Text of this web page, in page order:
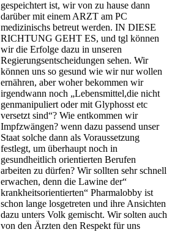
gespeichtert ist, wir von zu hause dann
darüber mit einem ARZT am PC
medizinischs betreut werden. IN DIESE
RICHTUNG GEHT ES, und tgl können
wir die Erfolge dazu in unseren
Regierungsentscheidungen sehen. Wir
können uns so gesund wie wir nur wollen
ernähren, aber woher bekommen wir
irgendwann noch „Lebensmittel,die nicht
genmanipuliert oder mit Glyphosst etc
versetzt sind“? Wie entkommen wir
Impfzwängen? wenn dazu passend unser
Staat solche dann als Voraussetzung
festlegt, um überhaupt noch in
gesundheitlich orientierten Berufen
arbeiten zu dürfen? Wir sollten sehr schnell
erwachen, denn die Lawine der“
krankheitsorientierten“ Pharmalobby ist
schon lange losgetreten und ihre Ansichten
dazu unters Volk gemischt. Wir solten auch
von den Ärzten den Respekt für uns